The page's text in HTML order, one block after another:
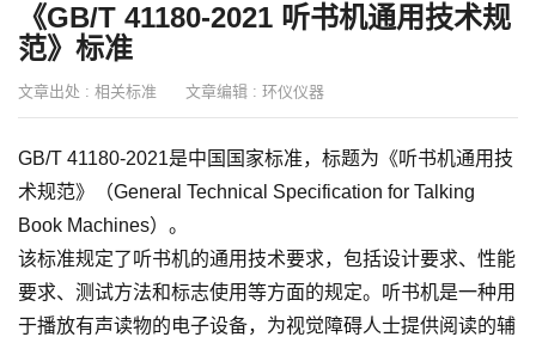
《GB/T 41180-2021 听书机通用技术规
范》标准
文章出处 : 相关标准 文章编辑 : 环仪仪器
GB/T 41180-2021是中国国家标准，标题为《听书机通用技
术规范》（General Technical Specification for Talking
Book Machines）。
该标准规定了听书机的通用技术要求，包括设计要求、性能
要求、测试方法和标志使用等方面的规定。听书机是一种用
于播放有声读物的电子设备，为视觉障碍人士提供阅读的辅